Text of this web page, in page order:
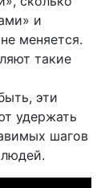
и
меняется.
такие
эти
удержать
шагов